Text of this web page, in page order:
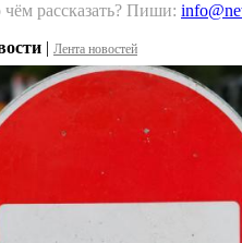
чём рассказать? Пиши:
| Лента новостей